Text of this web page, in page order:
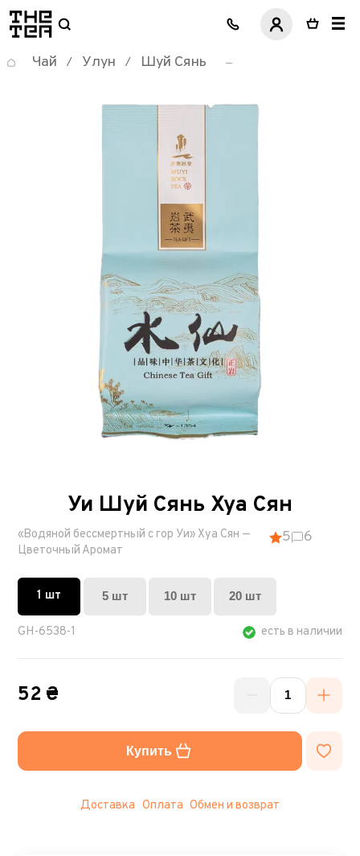
логотип
Чай / Улун / Шуй Сянь
Уи Шуй Сянь Хуа Сян
«Водяной бессмертный с гор Уи» Хуа Сян —
Цветочный Аромат
5 6
1 шт 5 шт 10 шт 20 шт
GH-6538-1 есть в наличии
52 ₴
Купить
Доставка Оплата Обмен и возврат